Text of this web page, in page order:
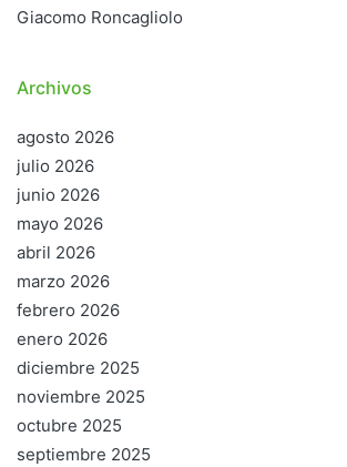
Giacomo Roncagliolo
Archivos
agosto 2026
julio 2026
junio 2026
mayo 2026
abril 2026
marzo 2026
febrero 2026
enero 2026
diciembre 2025
noviembre 2025
octubre 2025
septiembre 2025